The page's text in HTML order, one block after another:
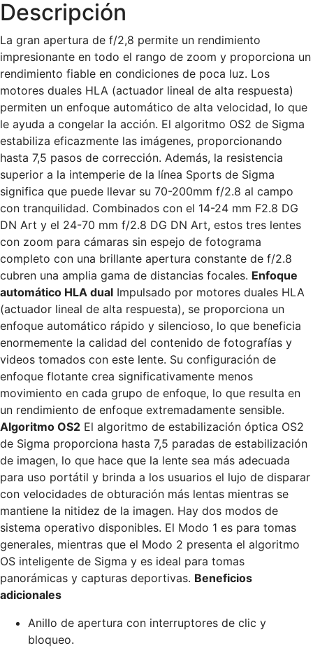
para
sony
e
cantidad
Descripción
La gran apertura de f/2,8 permite un rendimiento
impresionante en todo el rango de zoom y proporciona un
rendimiento fiable en condiciones de poca luz. Los
motores duales HLA (actuador lineal de alta respuesta)
permiten un enfoque automático de alta velocidad, lo que
le ayuda a congelar la acción. El algoritmo OS2 de Sigma
estabiliza eficazmente las imágenes, proporcionando
hasta 7,5 pasos de corrección. Además, la resistencia
superior a la intemperie de la línea Sports de Sigma
significa que puede llevar su 70-200mm f/2.8 al campo
con tranquilidad. Combinados con el 14-24 mm F2.8 DG
DN Art y el 24-70 mm f/2.8 DG DN Art, estos tres lentes
con zoom para cámaras sin espejo de fotograma
completo con una brillante apertura constante de f/2.8
cubren una amplia gama de distancias focales. Enfoque
automático HLA dual Impulsado por motores duales HLA
(actuador lineal de alta respuesta), se proporciona un
enfoque automático rápido y silencioso, lo que beneficia
enormemente la calidad del contenido de fotografías y
videos tomados con este lente. Su configuración de
enfoque flotante crea significativamente menos
movimiento en cada grupo de enfoque, lo que resulta en
un rendimiento de enfoque extremadamente sensible.
Algoritmo OS2 El algoritmo de estabilización óptica OS2
de Sigma proporciona hasta 7,5 paradas de estabilización
de imagen, lo que hace que la lente sea más adecuada
para uso portátil y brinda a los usuarios el lujo de disparar
con velocidades de obturación más lentas mientras se
mantiene la nitidez de la imagen. Hay dos modos de
sistema operativo disponibles. El Modo 1 es para tomas
generales, mientras que el Modo 2 presenta el algoritmo
OS inteligente de Sigma y es ideal para tomas
panorámicas y capturas deportivas. Beneficios
adicionales
Anillo de apertura con interruptores de clic y
bloqueo.